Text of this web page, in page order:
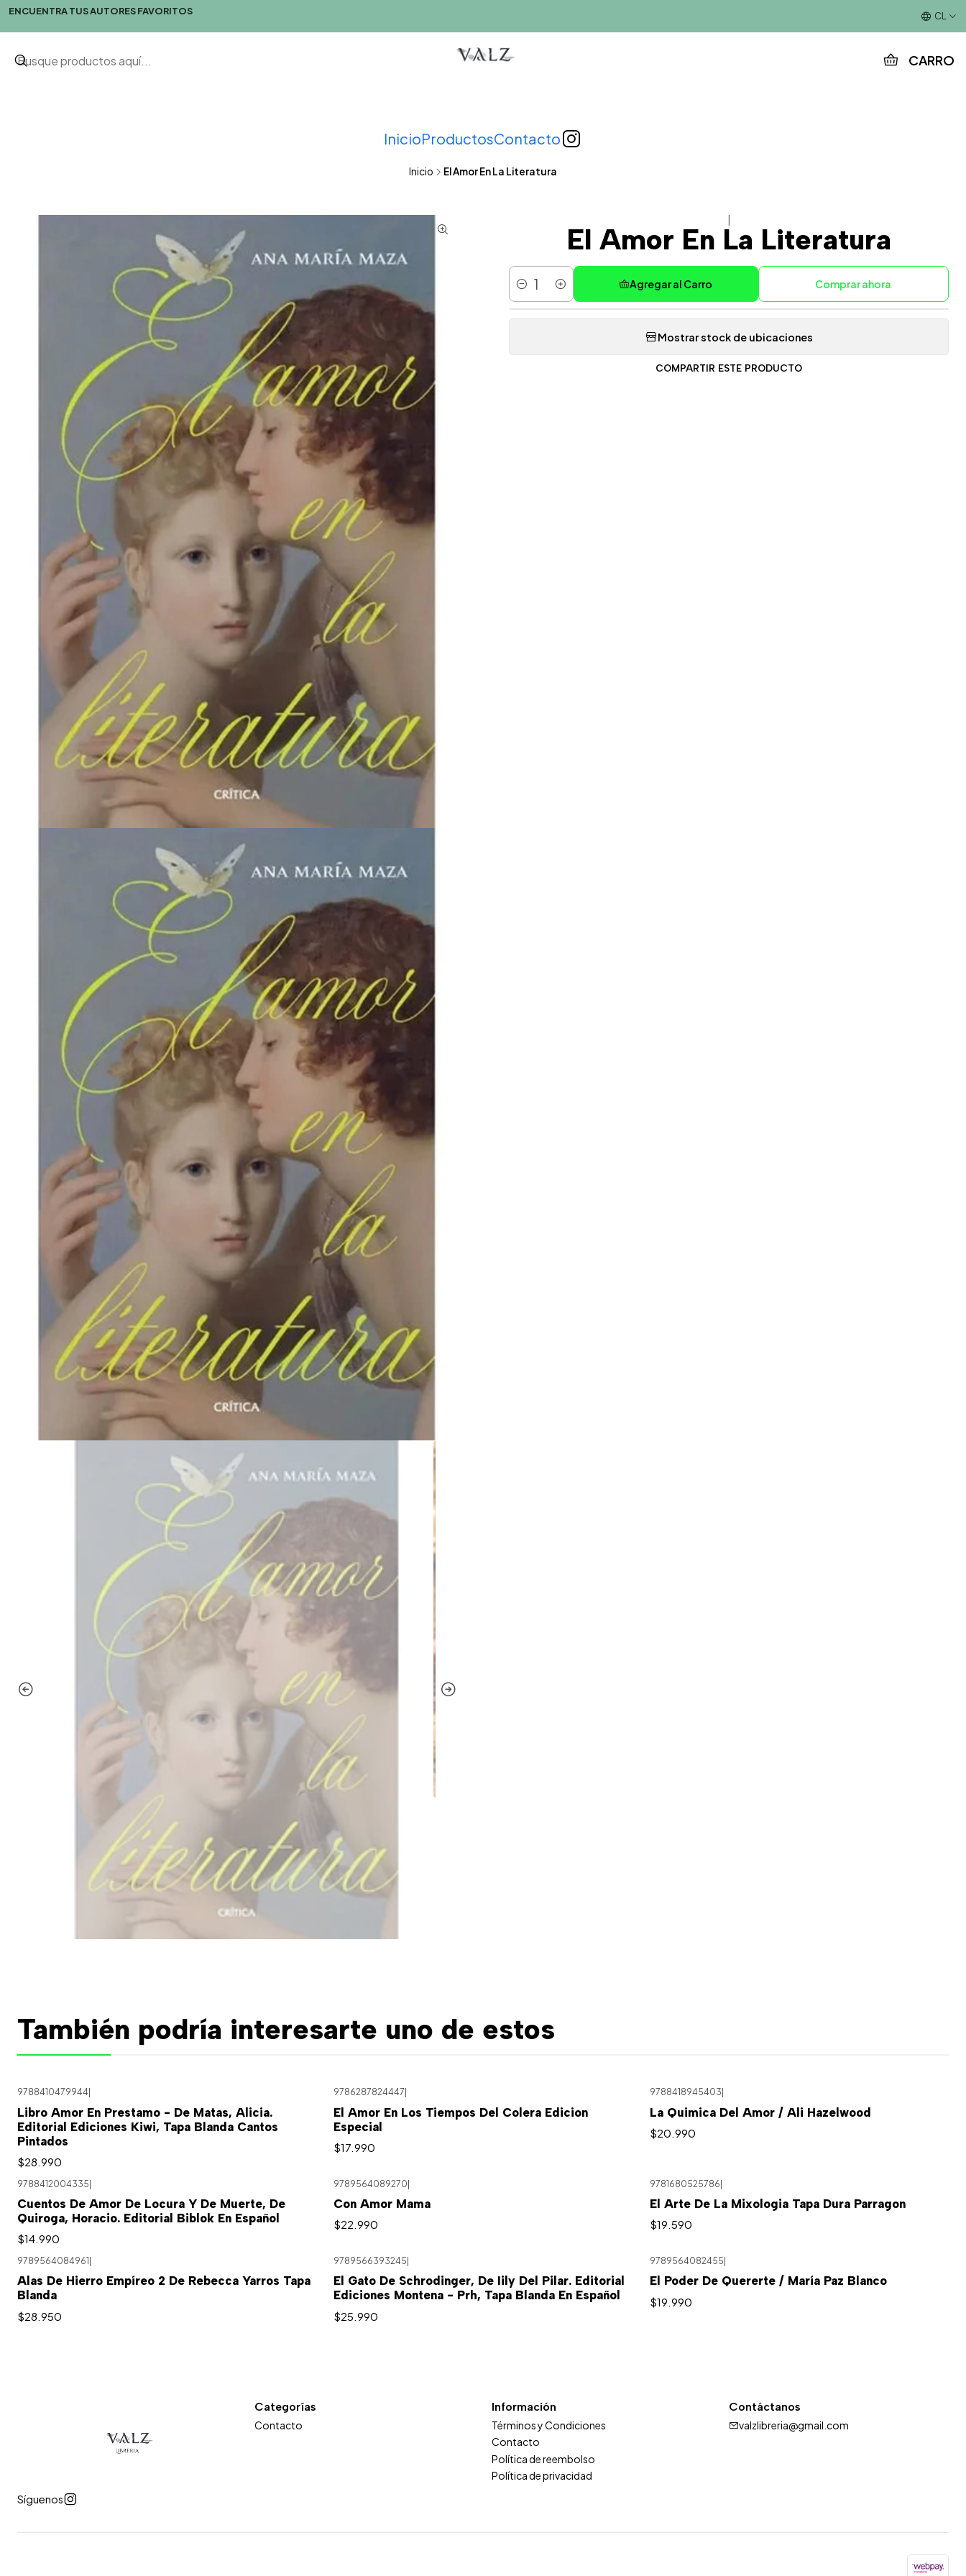
CARRO
InicioProductosContacto
ENCUENTRA TUS AUTORES FAVORITOS CL
Inicio El Amor En La Literatura
El Amor En La Literatura
Cantidad
Agregar al Carro Comprar ahora
Mostrar stock de ubicaciones
COMPARTIR ESTE PRODUCTO
También podría interesarte uno de estos
9788410479944
Libro Amor En Prestamo - De Matas, Alicia.
Editorial Ediciones Kiwi, Tapa Blanda Cantos
Pintados
$28.990
9786287824447
El Amor En Los Tiempos Del Colera Edicion
Especial
$17.990
9788418945403
La Quimica Del Amor / Ali Hazelwood
$20.990
9788412004335
Cuentos De Amor De Locura Y De Muerte, De
Quiroga, Horacio. Editorial Biblok En Español
$14.990
9789564089270
Con Amor Mama
$22.990
9781680525786
El Arte De La Mixologia Tapa Dura Parragon
$19.590
9789564084961
Alas De Hierro Empíreo 2 De Rebecca Yarros Tapa
Blanda
$28.950
9789566393245
El Gato De Schrodinger, De Iily Del Pilar. Editorial
Ediciones Montena - Prh, Tapa Blanda En Español
$25.990
9789564082455
El Poder De Quererte / María Paz Blanco
$19.990
Síguenos
Categorías
Contacto
Información
Términos y Condiciones
Contacto
Política de reembolso
Política de privacidad
Contáctanos
valzlibreria@gmail.com